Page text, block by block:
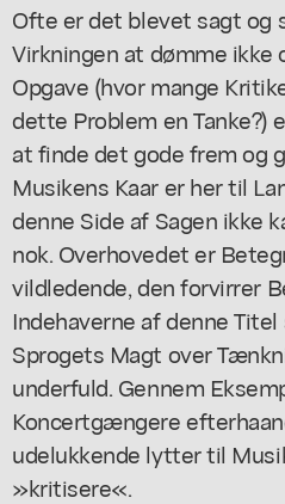
Ofte er det blevet sagt og
Virkningen at dømme ikke
Opgave (hvor mange
dette Problem en Tanke?)
at finde det gode frem og
Musikens Kaar er her til
denne Side af Sagen
nok. Overhovedet er
vildledende, den forvirrer
Indehaverne af denne
Sprogets Magt over
underfuld. Gennem
Koncertgængere
udelukkende lytter til
»kritisere«.